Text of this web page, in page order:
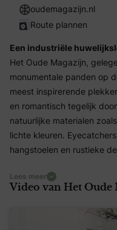
oudemagazijn.nl
Route plannen
Een industriële
Het Oude Magazijn,
monumentale panden op
meest inspirerende
en romantisch tegelijk
natuurlijke materialen
lichte kleuren.
hangstoelen en rustieke
Van ceremonie tot
Het is mogelijk om jullie
vieren in Het Oude
een intieme of juist
Lees meer
Video van Het Oude